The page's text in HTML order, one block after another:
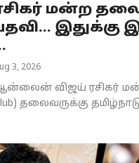
மன்ற
இதுக்கு
3, 2026
விஜய் ரசிகர் மன்ற
தலைவருக்கு